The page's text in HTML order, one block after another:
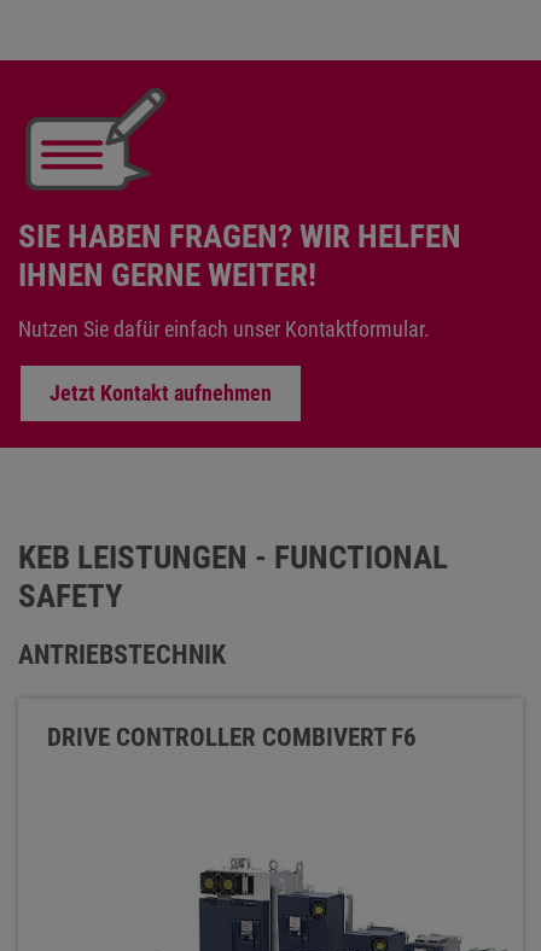
SIE HABEN FRAGEN? WIR HELFEN
IHNEN GERNE WEITER!
Nutzen Sie dafür einfach unser Kontaktformular.
Jetzt Kontakt aufnehmen
KEB LEISTUNGEN - FUNCTIONAL
SAFETY
ANTRIEBSTECHNIK
DRIVE CONTROLLER COMBIVERT F6